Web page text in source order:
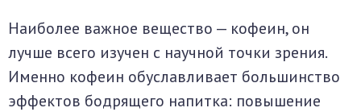
Наиболее важное вещество — кофеин, он
лучше всего изучен с научной точки зрения.
Именно кофеин обуславливает большинство
эффектов бодрящего напитка: повышение